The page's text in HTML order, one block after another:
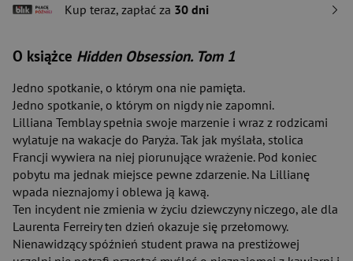
Kup teraz, zapłać za 30 dni
O książce Hidden Obsession. Tom 1
Jedno spotkanie, o którym ona nie pamięta.
Jedno spotkanie, o którym on nigdy nie zapomni.
Lilliana Temblay spełnia swoje marzenie i wraz z rodzicami
wylatuje na wakacje do Paryża. Tak jak myślała, stolica
Francji wywiera na niej piorunujące wrażenie. Pod koniec
pobytu ma jednak miejsce pewne zdarzenie. Na Lillianę
wpada nieznajomy i oblewa ją kawą.
Ten incydent nie zmienia w życiu dziewczyny niczego, ale dla
Laurenta Ferreiry ten dzień okazuje się przełomowy.
Nienawidzący spóźnień student prawa na prestiżowej